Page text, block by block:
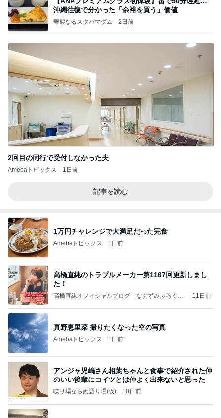
沖縄往復で分かった「余裕を買う」価値
華麗なるスタバマダム 2日前
2回目の同行で受付しなかった夫
Amebaトピックス 1日前
記事を読む
1万円チャレンジで大満足だった完食
Amebaトピックス 1日前
高橋直純のトラブルメーカー第1167回更新しまし
た！
高橋直純オフィシャルブログ「なおずみぶろぐ」
11日前
真野恵里菜 撮りたくなった空の写真
Amebaトピックス 1日前
アンジャ児嶋さん相葉ちゃんと食事で紹介された仲
のいい後輩にコイツとは仲よく出来ないと思った
喋り場ならぬ語り場(仮) 10日前